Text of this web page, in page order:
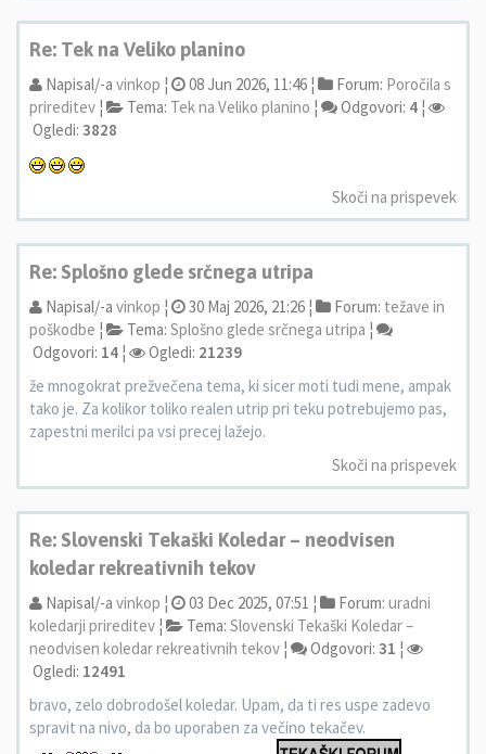
Re: Tek na Veliko planino
Napisal/-a vinkop ¦ 08 Jun 2026, 11:46 ¦ Forum: Poročila s
prireditev ¦ Tema: Tek na Veliko planino ¦ Odgovori: 4 ¦
Ogledi: 3828
Skoči na prispevek
Re: Splošno glede srčnega utripa
Napisal/-a vinkop ¦ 30 Maj 2026, 21:26 ¦ Forum: težave in
poškodbe ¦ Tema: Splošno glede srčnega utripa ¦
Odgovori: 14 ¦ Ogledi: 21239
že mnogokrat prežvečena tema, ki sicer moti tudi mene, ampak
tako je. Za kolikor toliko realen utrip pri teku potrebujemo pas,
zapestni merilci pa vsi precej lažejo.
Skoči na prispevek
Re: Slovenski Tekaški Koledar – neodvisen
koledar rekreativnih tekov
Napisal/-a vinkop ¦ 03 Dec 2025, 07:51 ¦ Forum: uradni
koledarji prireditev ¦ Tema: Slovenski Tekaški Koledar –
neodvisen koledar rekreativnih tekov ¦ Odgovori: 31 ¦
Ogledi: 12491
bravo, zelo dobrodošel koledar. Upam, da ti res uspe zadevo
spravit na nivo, da bo uporaben za večino tekačev.